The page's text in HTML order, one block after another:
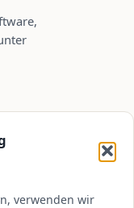
verwenden wir